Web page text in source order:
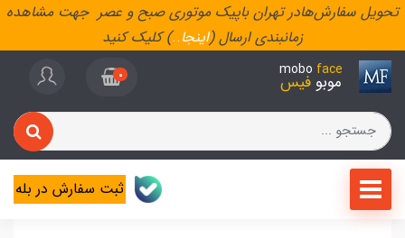
تحویل سفارش‌هادر تهران باپیک موتوری صبح و عصر جهت مشاهده
زمانبندی ارسال (اینجا..) کلیک کنید
mobo face
موبو فیس 0
ثبت سفارش در بله